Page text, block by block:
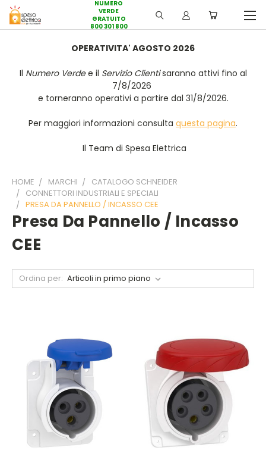
NUMERO
VERDE
GRATUITO
800 301 800
OPERATIVITA' AGOSTO 2026
Il Numero Verdee il Servizio Clientisaranno attivi fino al
7/8/2026
e torneranno operativi a partire dal 31/8/2026.
Per maggiori informazioni consulta questa pagina.
Il Team di Spesa Elettrica
HOME MARCHI
CATALOGO SCHNEIDER
CONNETTORI INDUSTRIALI E SPECIALI
PRESA DA PANNELLO / INCASSO CEE
Presa Da Pannello / Incasso
CEE
Ordina per: